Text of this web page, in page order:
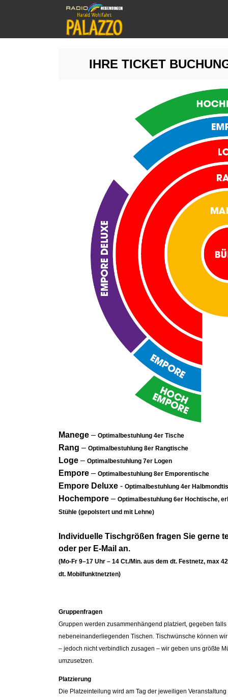
IHRE TICKET
Manege – Optimalbestuhlung 4er Tische
Rang – Optimalbestuhlung 8er Rangtische
Loge – Optimalbestuhlung 7er Logen
Empore – Optimalbestuhlung 8er Emporentische
Empore Deluxe - Optimalbestuhlung 4er
Hochempore – Optimalbestuhlung 6er Hochtische,
Stühle (gepolstert und mit Lehne)
Individuelle Tischgrößen fragen Sie gerne
oder per E-Mail an.
(Mo-Fr 9–17 Uhr – 14 Ct./Min. aus dem dt. Festnetz, max
dt. Mobilfunktnetzten)
Gruppenfragen
Gruppen werden zusammenhängend platziert, gegeben
nebeneinanderliegenden Tischen. Tischwünsche können
– jedoch nicht verbindlich zusagen – wir geben uns größte
umzusetzen.
Platzierung
Die Platzeinteilung wird am Tag der jeweiligen